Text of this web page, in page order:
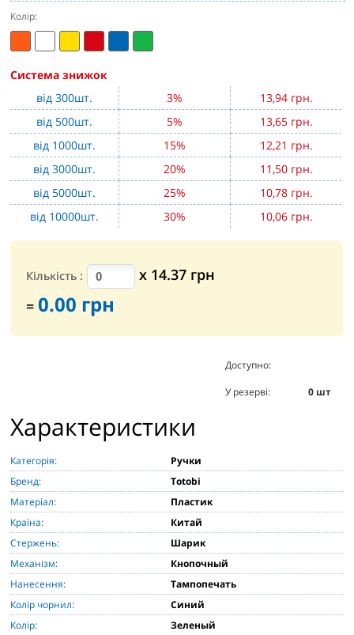
Колір:
Система знижок
від 300шт.
3%
13,94 грн.
від 500шт.
5%
13,65 грн.
від 1000шт.
15%
12,21 грн.
від 3000шт.
20%
11,50 грн.
від 5000шт.
25%
10,78 грн.
від 10000шт.
30% 10,06 грн.
Кількість : х 14.37 грн
=0.00 грн
Доступно:
У резерві:
0шт
Характеристики
Категорія:
Ручки
Бренд:
Totobi
Матеріал:
Пластик
Країна:
Китай
Стержень:
Шарик
Механізм:
Кнопочный
Нанесення:
Тампопечать
Колір чорнил:
Синий
Колір:
Зеленый